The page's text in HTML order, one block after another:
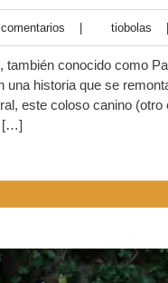
tiobolas
también conocido como
una historia que se
este coloso canino
[…]